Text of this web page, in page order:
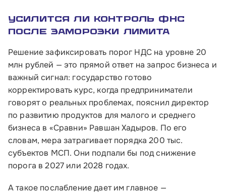
Усилится ли контроль ФНС
после заморозки лимита
Решение зафиксировать порог НДС на уровне 20
млн рублей — это прямой ответ на запрос бизнеса и
важный сигнал: государство готово
корректировать курс, когда предприниматели
говорят о реальных проблемах, пояснил директор
по развитию продуктов для малого и среднего
бизнеса в «Сравни» Равшан Хадыров. По его
словам, мера затрагивает порядка 200 тыс.
субъектов МСП. Они подпали бы под снижение
порога в 2027 или 2028 годах.
А такое послабление дает им главное —